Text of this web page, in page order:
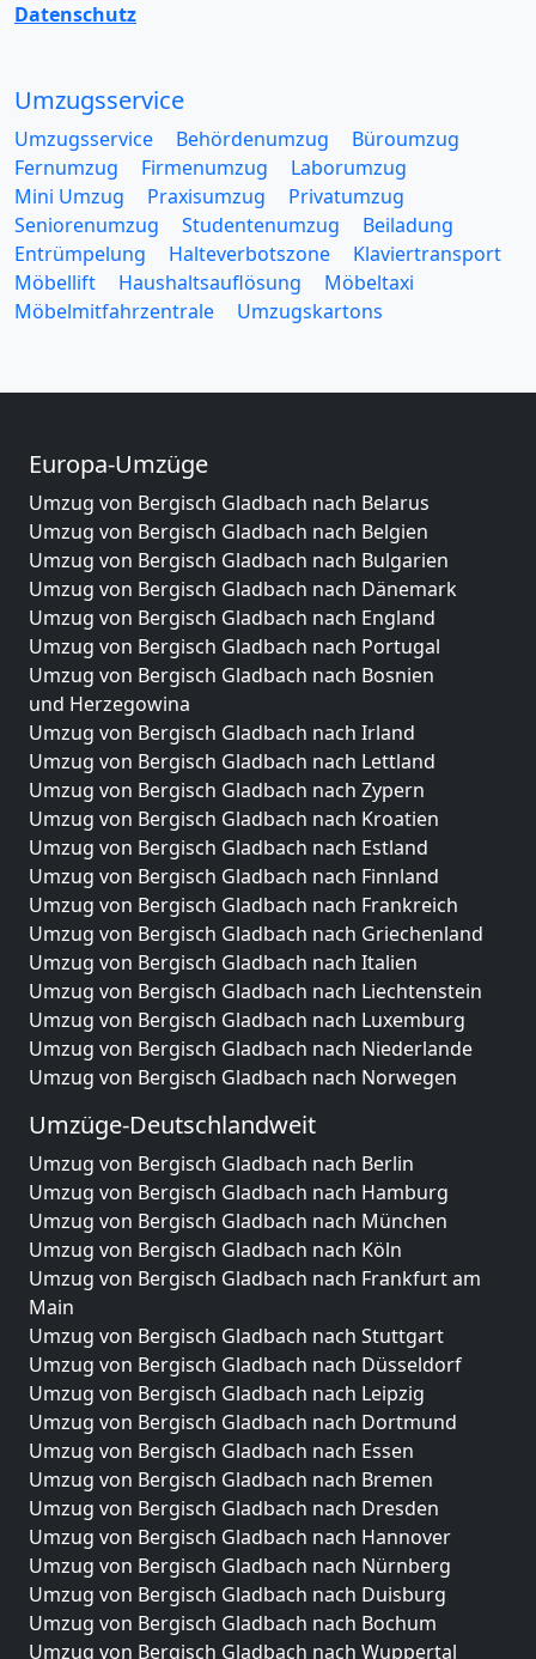
Datenschutz
Umzugsservice
Umzugsservice Behördenumzug
Büroumzug
Fernumzug
Firmenumzug
Laborumzug
Mini Umzug
Praxisumzug
Privatumzug
Seniorenumzug
Studentenumzug
Beiladung
Entrümpelung
Halteverbotszone
Klaviertransport
Möbellift
Haushaltsauflösung
Möbeltaxi
Möbelmitfahrzentrale
Umzugskartons
Europa-Umzüge
Umzug von Bergisch Gladbach nach Belarus
Umzug von Bergisch Gladbach nach Belgien
Umzug von Bergisch Gladbach nach Bulgarien
Umzug von Bergisch Gladbach nach Dänemark
Umzug von Bergisch Gladbach nach England
Umzug von Bergisch Gladbach nach Portugal
Umzug von Bergisch Gladbach nach Bosnien
und Herzegowina
Umzug von Bergisch Gladbach nach Irland
Umzug von Bergisch Gladbach nach Lettland
Umzug von Bergisch Gladbach nach Zypern
Umzug von Bergisch Gladbach nach Kroatien
Umzug von Bergisch Gladbach nach Estland
Umzug von Bergisch Gladbach nach Finnland
Umzug von Bergisch Gladbach nach Frankreich
Umzug von Bergisch Gladbach nach Griechenland
Umzug von Bergisch Gladbach nach Italien
Umzug von Bergisch Gladbach nach Liechtenstein
Umzug von Bergisch Gladbach nach Luxemburg
Umzug von Bergisch Gladbach nach Niederlande
Umzug von Bergisch Gladbach nach Norwegen
Umzüge-Deutschlandweit
Umzug von Bergisch Gladbach nach Berlin
Umzug von Bergisch Gladbach nach Hamburg
Umzug von Bergisch Gladbach nach München
Umzug von Bergisch Gladbach nach Köln
Umzug von Bergisch Gladbach nach Frankfurt am
Main
Umzug von Bergisch Gladbach nach Stuttgart
Umzug von Bergisch Gladbach nach Düsseldorf
Umzug von Bergisch Gladbach nach Leipzig
Umzug von Bergisch Gladbach nach Dortmund
Umzug von Bergisch Gladbach nach Essen
Umzug von Bergisch Gladbach nach Bremen
Umzug von Bergisch Gladbach nach Dresden
Umzug von Bergisch Gladbach nach Hannover
Umzug von Bergisch Gladbach nach Nürnberg
Umzug von Bergisch Gladbach nach Duisburg
Umzug von Bergisch Gladbach nach Bochum
Umzug von Bergisch Gladbach nach Wuppertal